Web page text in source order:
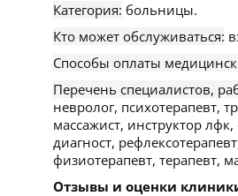
Категория: больницы.
Кто может обслуживаться:
Способы оплаты
Перечень специалистов,
невролог, психотерапевт,
массажист, инструктор
диагност,
физиотерапевт, терапевт,
Отзывы и оценки